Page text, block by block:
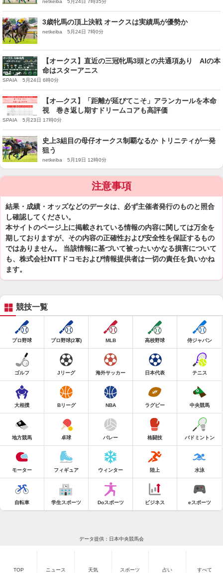
netkeiba 5月24日 7時35分
3歳牝馬の頂上決戦 オークスは実績馬が優勢か
netkeiba 5月24日 7時0分
【オークス】直近の三冠牝馬3頭との共通項あり AIの本
命はスターアニス
SPAIA 5月24日 6時0分
【オ―クス】「距離が延びてこそ」アランカールを本命
視 巻き返し期すドリームコアも高評価
SPAIA 5月23日 17時0分
史上3組目の母仔オークス制覇なるか トリニティが一発
狙う
netkeiba 5月19日 12時0分
注意事項
結果・成績・オッズなどのデータは、必ず主催者発行のものと照合
し確認してください。
本サイトのページ上に掲載されている情報の内容に関しては万全を
期しておりますが、その内容の正確性および安全性を保証するもの
ではありません。 当該情報に基づいて被ったいかなる損害について
も、株式会社NTTドコモおよび情報提供者は一切の責任を負いかね
ます。
競技一覧
プロ野球 プロ野球(2軍) MLB 高校野球 侍ジャパン
ゴルフ Jリーグ 海外サッカー 日本代表 テニス
大相撲 Bリーグ NBA ラグビー 中央競馬
地方競馬 卓球 バレー 格闘技 バドミントン
モーター フィギュア ウィンター 陸上 水泳
自転車 学生スポーツ Doスポーツ ビジネス eスポーツ
データ提供：日本中央競馬会
TOP ニュース 天気 スポーツ 占い すべて